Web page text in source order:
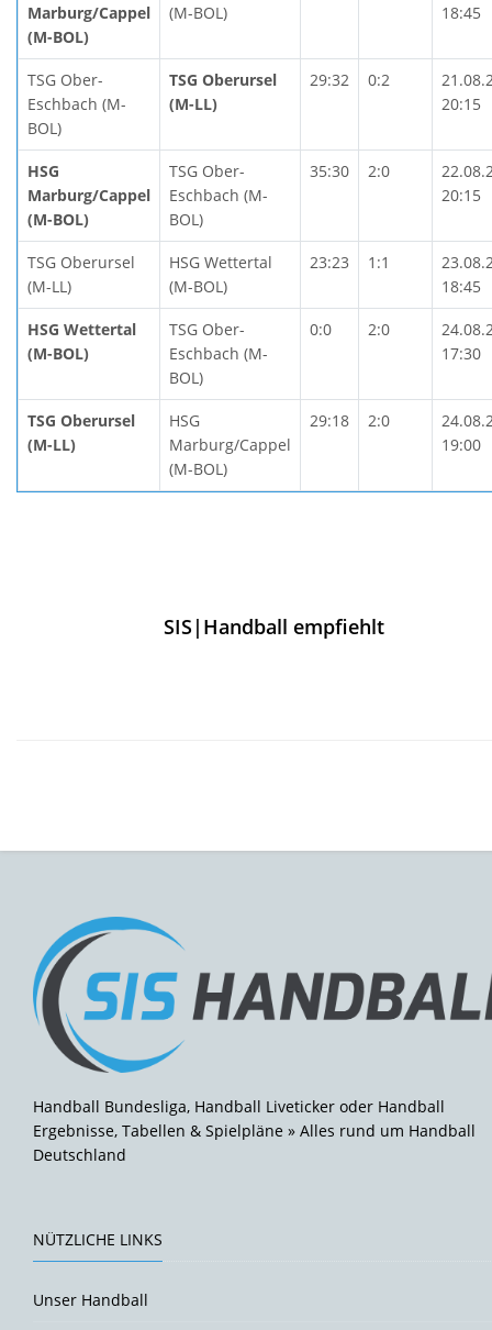
Marburg/Cappel
(M-BOL)
(M-BOL)
18:45
TSG Ober-
Eschbach (M-
BOL)
TSG Oberursel
(M-LL)
29:32 0:2
20:15
HSG
Marburg/Cappel
(M-BOL)
TSG Ober-
Eschbach (M-
BOL)
35:30 2:0
20:15
TSG Oberursel
(M-LL)
HSG Wettertal
(M-BOL)
23:23 1:1
18:45
HSG Wettertal
(M-BOL)
TSG Ober-
Eschbach (M-
BOL)
0:0 2:0
17:30
TSG Oberursel
(M-LL)
HSG
Marburg/Cappel
(M-BOL)
29:18 2:0
19:00
SIS|Handball empfiehlt
Handball Bundesliga, Handball Liveticker oder Handball
Ergebnisse, Tabellen & Spielpläne » Alles rund um Handball
Deutschland
NÜTZLICHE LINKS
Unser Handball